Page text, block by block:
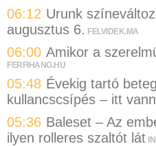
06:12 Urunk
augusztus 6. FELVIDEK.MA
06:00 Amikor a
FERFIHANG.HU
05:48 Évekig tartó
kullancscsípés – itt
05:36 Baleset – Az
ilyen rolleres szaltót lát